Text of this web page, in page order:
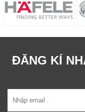
ĐĂNG KÍ